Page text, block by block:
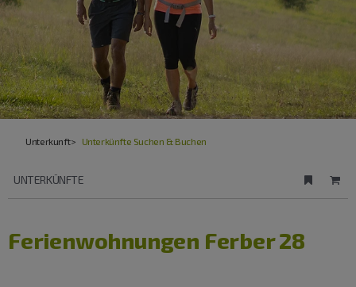
Unterkunft Unterkünfte Suchen & Buchen
UNTERKÜNFTE
Ferienwohnungen Ferber 28